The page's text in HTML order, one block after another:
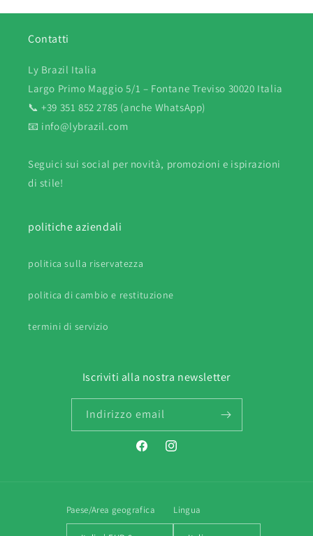
Contatti
Ly Brazil Italia
Largo Primo Maggio 5/1 – Fontane Treviso 30020 Italia
📞 +39 351 852 2785 (anche WhatsApp)
📧 info@lybrazil.com
Seguici sui social per novità, promozioni e ispirazioni
di stile!
politiche aziendali
politica sulla riservatezza
politica di cambio e restituzione
termini di servizio
Iscriviti alla nostra newsletter
Indirizzo email
FacebookInstagram
Paese/Area geografica Lingua